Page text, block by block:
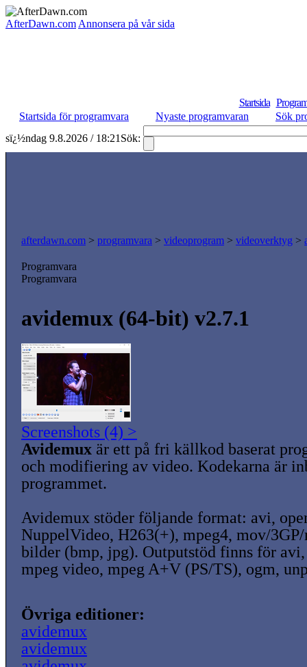
AfterDawn.com Annonsera på vår sida
Startsida
Startsida för programvara
Nyaste programvaran
Sök
sï¿½ndag 9.8.2026 / 18:21 Sök:
afterdawn.com > programvara > videoprogram > videoverktyg >
Programvara
Programvara
avidemux (64-bit) v2.7.1
Screenshots (4) >
Avidemux är ett på fri källkod baserat
och modifiering av video. Kodekarna är
programmet.
Avidemux stöder följande format: avi,
NuppelVideo, H263(+), mpeg4, mov/
bilder (bmp, jpg). Outputstöd finns för
mpeg video, mpeg A+V (PS/TS), ogm,
Övriga editioner:
avidemux
avidemux